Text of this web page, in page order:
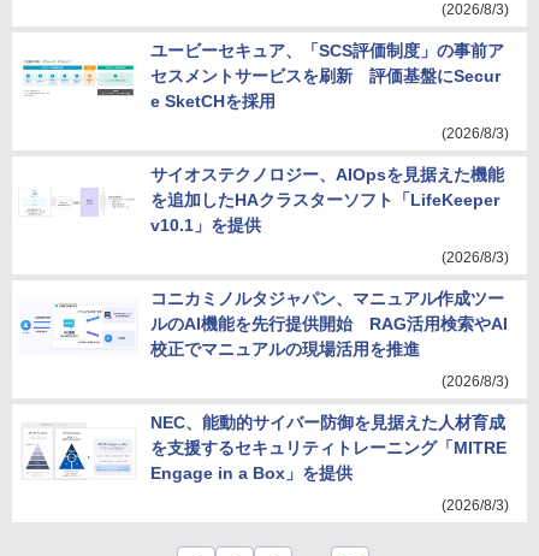
(2026/8/3)
ユービーセキュア、「SCS評価制度」の事前ア
セスメントサービスを刷新 評価基盤にSecur
e SketCHを採用
(2026/8/3)
サイオステクノロジー、AIOpsを見据えた機能
を追加したHAクラスターソフト「LifeKeeper
v10.1」を提供
(2026/8/3)
コニカミノルタジャパン、マニュアル作成ツー
ルのAI機能を先行提供開始 RAG活用検索やAI
校正でマニュアルの現場活用を推進
(2026/8/3)
NEC、能動的サイバー防御を見据えた人材育成
を支援するセキュリティトレーニング「MITRE
Engage in a Box」を提供
(2026/8/3)